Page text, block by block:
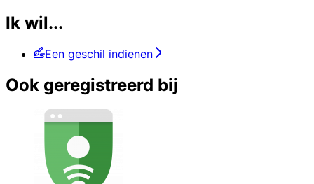
Ik wil...
Een geschil indienen
Ook geregistreerd bij